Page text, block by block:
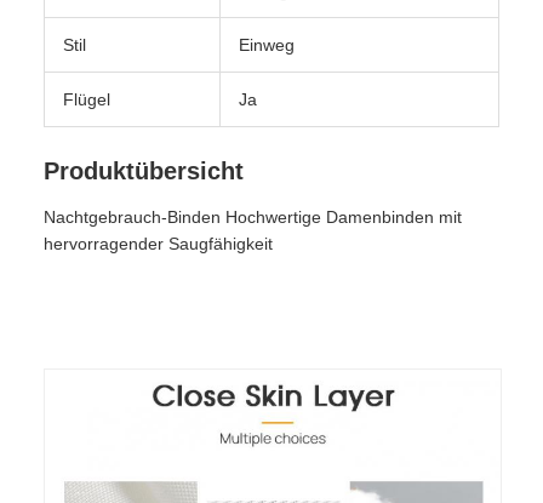
Stil Einweg
Flügel Ja
Produktübersicht
Nachtgebrauch-Binden Hochwertige Damenbinden mit
hervorragender Saugfähigkeit